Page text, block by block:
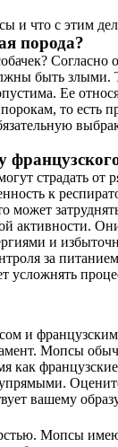
и что с этим
порода?
быть злыми.
Ее
то есть
страдать от
к
может
активности.
и
за
усложнять
и французским
Мопсы
как
вашему
Мопсы